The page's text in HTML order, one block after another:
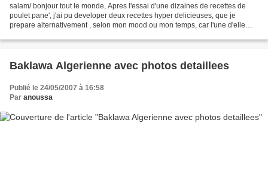
salam/ bonjour tout le monde, Apres l'essai d'une dizaines de recettes de
poulet pane', j'ai pu developer deux recettes hyper delicieuses, que je
prepare alternativement , selon mon mood ou mon temps, car l'une d'elle
Baklawa Algerienne avec photos detaillees
Publié le 24/05/2007 à 16:58
Par anoussa